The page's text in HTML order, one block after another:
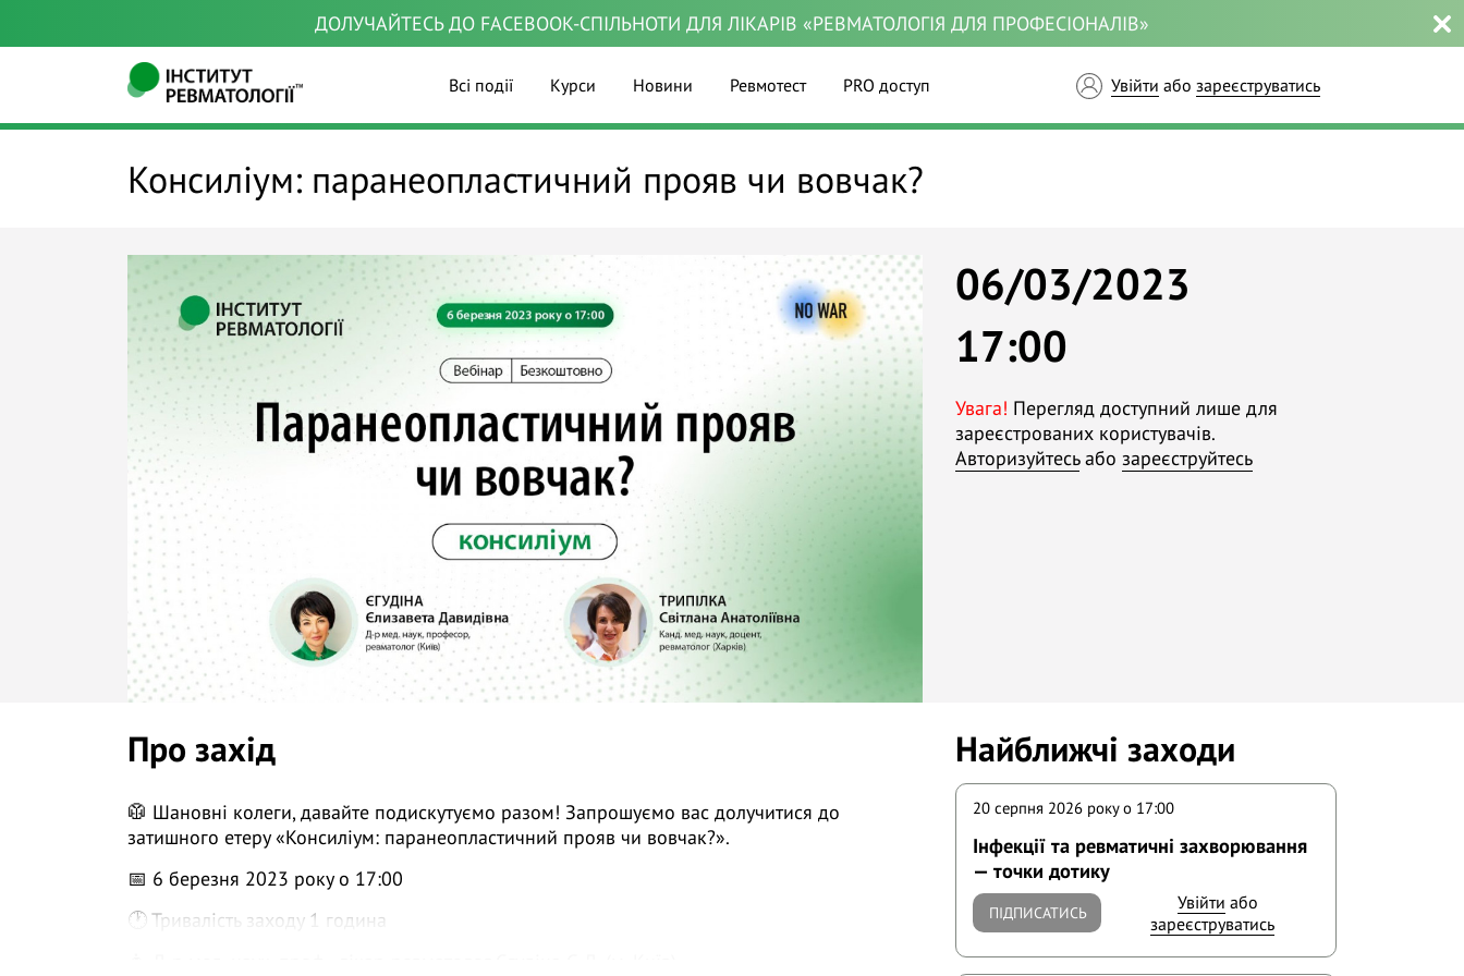
ДОЛУЧАЙТЕСЬ ДО FACEBOOK-СПІЛЬНОТИ ДЛЯ ЛІКАРІВ «РЕВМАТОЛОГІЯ ДЛЯ ПРОФЕСІОНАЛІВ»
Всі події Курси Новини Ревмотест PRO доступ Увійти або зареєструватись
Консиліум: паранеопластичний прояв чи вовчак?
06/03/2023
17:00
Увага! Перегляд доступний лише для
зареєстрованих користувачів.
Авторизуйтесьабо зареєструйтесь
Про захід
🥼 Шановні колеги, давайте подискутуємо разом! Запрошуємо вас долучитися до
затишного етеру «Консиліум: паранеопластичний прояв чи вовчак?».
📅 6 березня 2023 року о 17:00
🕐 Тривалість заходу 1 година
Найближчі заходи
20 серпня 2026 року o 17:00
Інфекції та ревматичні захворювання
— точки дотику
ПІДПИСАТИСЬ Увійти або
зареєструватись